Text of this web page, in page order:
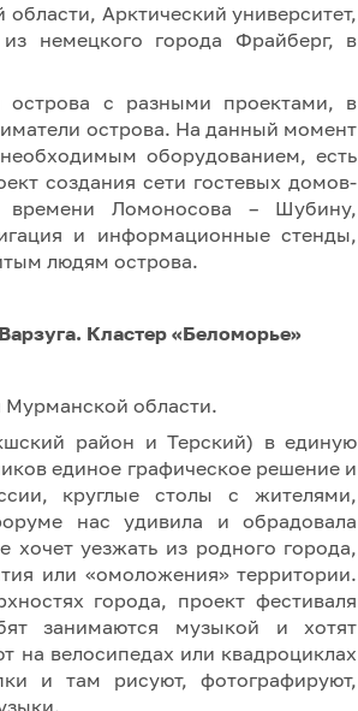
Арктический университет,
немецкого города Фрайберг, в
острова с разными проектами, в
острова. На данный момент
оборудованием, есть
создания сети гостевых домов-
времени Ломоносова – Шубину,
и информационные стенды,
людям острова.
Кластер «Беломорье»
Мурманской области.
район и Терский) в единую
единое графическое решение и
круглые столы с жителями,
нас удивила и обрадовала
уезжать из родного города,
или «омоложения» территории.
города, проект фестиваля
занимаются музыкой и хотят
велосипедах или квадроциклах
и там рисуют, фотографируют,